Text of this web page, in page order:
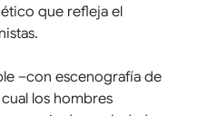
que refleja el
–con escenografía de
los hombres